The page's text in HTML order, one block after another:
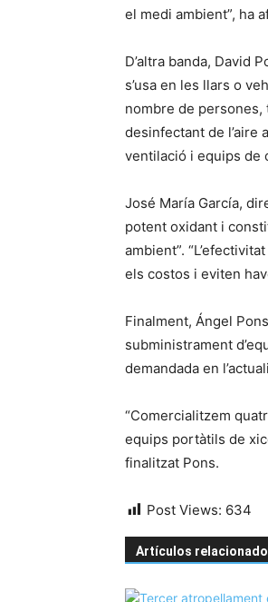
el medi ambient”, ha
D’altra banda, David
s’usa en les llars o
nombre de persones,
desinfectant de
ventilació i equips de
José María García,
potent oxidant i
ambient”.
els costos i eviten
Finalment, Ángel
subministrament
demandada en
“Comercialitzem
equips portàtils de
finalitzat Pons.
Post Views: 634
Artículos